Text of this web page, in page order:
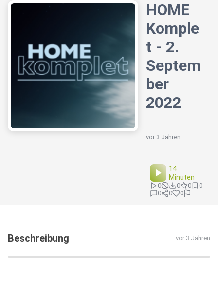
HOME
Komple
t - 2.
Septem
ber
2022
vor 3 Jahren
14
Minuten
0 0 0
0
0
0 0
Beschreibung vor 3 Jahren